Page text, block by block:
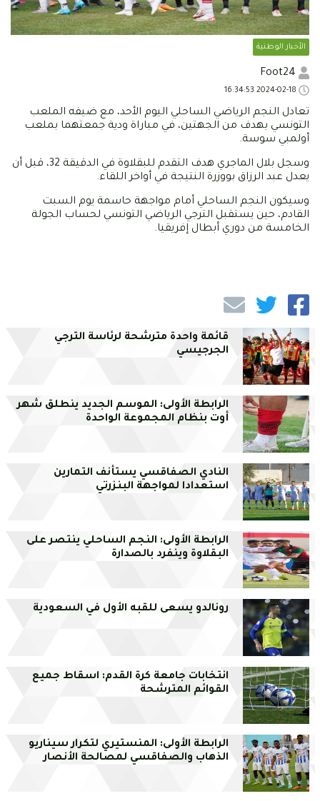
الأخبار الوطنية
تعادل النجم الرياضي الساحلي اليوم الأحد، مع ضيفه الملعب
التونسي بهدف من الجهتين، في مباراة ودية جمعتهما بملعب
أولمبي سوسة.
وسجل بلال الماجري هدف التقدم للبقلاوة في الدقيقة 32، قبل أن
يعدل عبد الرزاق بووزرة النتيجة في أواخر اللقاء.
وسيكون النجم الساحلي أمام مواجهة حاسمة يوم السبت
القادم، حين يستقبل الترجي الرياضي التونسي لحساب الجولة
الخامسة من دوري أبطال إفريقيا.
قائمة واحدة مترشحة لرئاسة الترجي
الجرجيسي
الرابطة الأولى: الموسم الجديد ينطلق شهر
أوت بنظام المجموعة الواحدة
النادي الصفاقسي يستأنف التمارين
استعدادا لمواجهة البنزرتي
الرابطة الأولى: النجم الساحلي ينتصر على
البقلاوة وينفرد بالصدارة
رونالدو يسعى للقبه الأول في السعودية
انتخابات جامعة كرة القدم: اسقاط جميع
القوائم المترشحة
الرابطة الأولى: المنستيري لتكرار سيناريو
الذهاب والصفاقسي لمصالحة الأنصار